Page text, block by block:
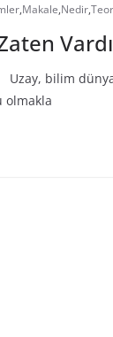
,Makale,Nedir,
Vardı
Uzay, bilim
olmakla